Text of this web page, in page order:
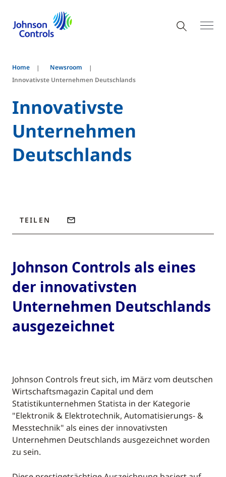
Home
Newsroom
Innovativste Unternehmen Deutschlands
Innovativste
Unternehmen
Deutschlands
TEILEN
Johnson Controls als eines
der innovativsten
Unternehmen Deutschlands
ausgezeichnet
Johnson Controls freut sich, im März vom deutschen
Wirtschaftsmagazin Capital und dem
Statistikunternehmen Statista in der Kategorie
"Elektronik & Elektrotechnik, Automatisierungs- &
Messtechnik" als eines der innovativsten
Unternehmen Deutschlands ausgezeichnet worden
zu sein.